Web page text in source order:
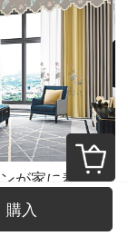
【カーテンが家に着く】新中国式の高遮光定型は湯円カレーリビングルームのカーテン完成品の高精密ジャカードカスタム床窓JBLW-010 Sフック/カーテンヘッドを含まない(高さ2.6メートル以内で変更可能)XLのカーテンセット/ダブルオープン(適用窓幅3.2-3.5メートル)
購入